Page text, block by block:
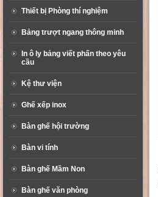
Thiết bị Phòng thí nghiệm
Bảng trượt ngang thông minh
In ô ly bảng viết phấn theo yêu
cầu
Kệ thư viện
Ghế xếp inox
Bàn ghế hội trường
Bàn vi tính
Bàn ghế Mầm Non
Bàn ghế văn phòng